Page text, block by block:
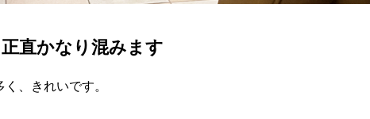
直かなり混みます
、きれいです。